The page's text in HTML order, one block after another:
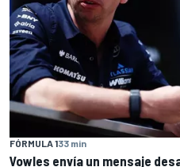
FÓRMULA 133 min
Vowles envía un mensaje